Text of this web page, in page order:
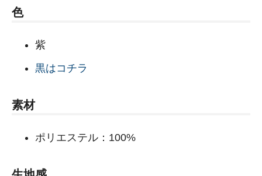
色
紫
黒はコチラ
素材
ポリエステル：100%